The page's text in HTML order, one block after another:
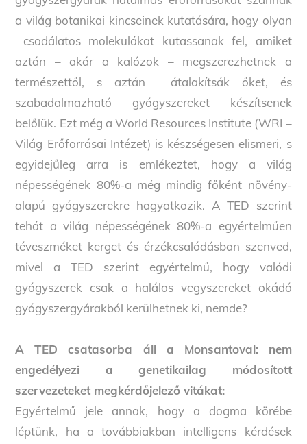
a világ botanikai kincseinek kutatására, hogy olyan
csodálatos molekulákat kutassanak fel, amiket
aztán – akár a kalózok – megszerezhetnek a
természettől, s aztán átalakítsák őket, és
szabadalmazható gyógyszereket készítsenek
belőlük. Ezt még a World Resources Institute (WRI –
Világ Erőforrásai Intézet) is készségesen elismeri, s
egyidejűleg arra is emlékeztet, hogy a világ
népességének 80%-a még mindig főként növény-
alapú gyógyszerekre hagyatkozik. A TED szerint
tehát a világ népességének 80%-a egyértelműen
téveszméket kerget és érzékcsalódásban szenved,
mivel a TED szerint egyértelmű, hogy valódi
gyógyszerek csak a halálos vegyszereket okádó
gyógyszergyárakból kerülhetnek ki, nemde?
A TED csatasorba áll a Monsantoval: nem
engedélyezi a genetikailag módosított
szervezeteket megkérdőjelező vitákat:
Egyértelmű jele annak, hogy a dogma körébe
léptünk, ha a továbbiakban intelligens kérdések